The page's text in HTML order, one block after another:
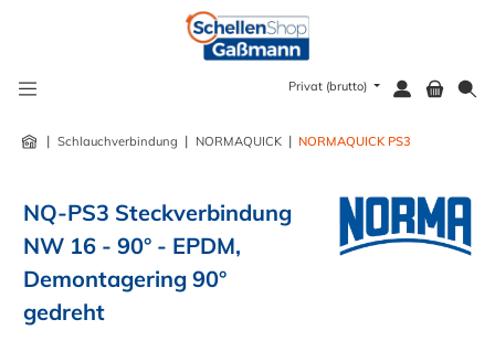
Privat (brutto)
| Schlauchverbindung | NORMAQUICK | NORMAQUICK PS3
NQ-PS3 Steckverbindung
NW 16 - 90° - EPDM,
Demontagering 90°
gedreht